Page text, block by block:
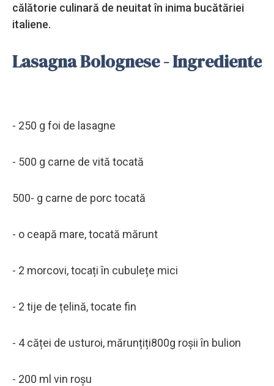
călătorie culinară de neuitat în inima bucătăriei
italiene.
Lasagna Bolognese - Ingrediente
- 250 g foi de lasagne
- 500 g carne de vită tocată
500- g carne de porc tocată
- o ceapă mare, tocată mărunt
- 2 morcovi, tocați în cubulețe mici
- 2 tije de țelină, tocate fin
- 4 căței de usturoi, mărunțiți800g roșii în bulion
- 200 ml vin roșu